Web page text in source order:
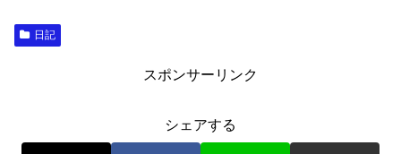
日記
スポンサーリンク
シェアする